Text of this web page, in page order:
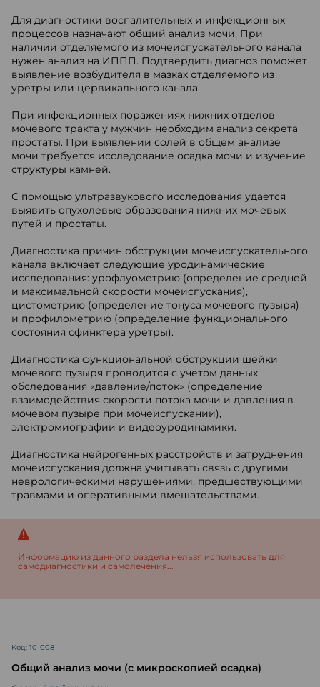
Для диагностики воспалительных и инфекционных
процессов назначают общий анализ мочи. При
наличии отделяемого из мочеиспускательного канала
нужен анализ на ИППП. Подтвердить диагноз поможет
выявление возбудителя в мазках отделяемого из
уретры или цервикального канала.
При инфекционных поражениях нижних отделов
мочевого тракта у мужчин необходим анализ секрета
простаты. При выявлении солей в общем анализе
мочи требуется исследование осадка мочи и изучение
структуры камней.
С помощью ультразвукового исследования удается
выявить опухолевые образования нижних мочевых
путей и простаты.
Диагностика причин обструкции мочеиспускательного
канала включает следующие уродинамические
исследования: урофлуометрию (определение средней
и максимальной скорости мочеиспускания),
цистометрию (определение тонуса мочевого пузыря)
и профилометрию (определение функционального
состояния сфинктера уретры).
Диагностика функциональной обструкции шейки
мочевого пузыря проводится с учетом данных
обследования «давление/поток» (определение
взаимодействия скорости потока мочи и давления в
мочевом пузыре при мочеиспускании),
электромиографии и видеоуродинамики.
Диагностика нейрогенных расстройств и затруднения
мочеиспускания должна учитывать связь с другими
неврологическими нарушениями, предшествующими
травмами и оперативными вмешательствами.
Информацию из данного раздела нельзя использовать для
самодиагностики и самолечения...
Код: 10-008
Общий анализ мочи (с микроскопией осадка)